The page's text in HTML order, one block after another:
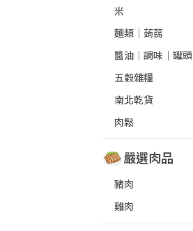
米
麵類｜蒟蒻
醬油│調味｜罐頭
五穀雜糧
南北乾貨
肉鬆
嚴選肉品
豬肉
雞肉